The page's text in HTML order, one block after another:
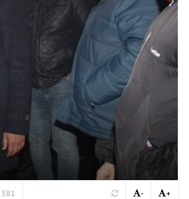
381 +
-